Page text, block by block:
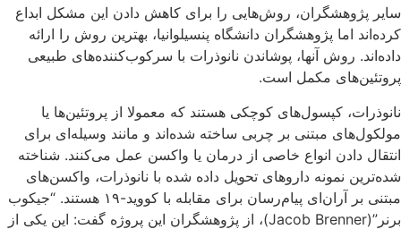
سایر پژوهشگران، روش‌هایی را برای کاهش دادن این مشکل ابداع
کرده‌اند اما پژوهشگران دانشگاه پنسیلوانیا، بهترین روش را ارائه
داده‌اند. روش آنها، پوشاندن نانوذرات با سرکوب‌کننده‌های طبیعی
پروتئین‌های مکمل است.
نانوذرات، کپسول‌های کوچکی هستند که معمولا از پروتئین‌ها یا
مولکول‌های مبتنی بر چربی ساخته شده‌اند و مانند وسیله‌ای برای
انتقال دادن انواع خاصی از درمان یا واکسن‌ عمل می‌کنند. شناخته‌
شده‌ترین نمونه‌ داروهای تحویل‌ داده شده با نانوذرات، واکسن‌های
مبتنی بر آران‌ای پیام‌رسان برای مقابله با کووید-۱۹ هستند. “جیکوب
برنر”(Jacob Brenner)، از پژوهشگران این پروژه گفت: این یکی از